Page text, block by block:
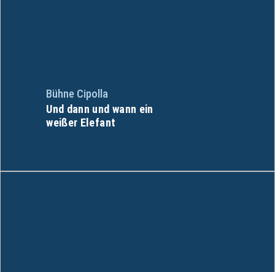
Bühne Cipolla
Und dann und wann ein
weißer Elefant